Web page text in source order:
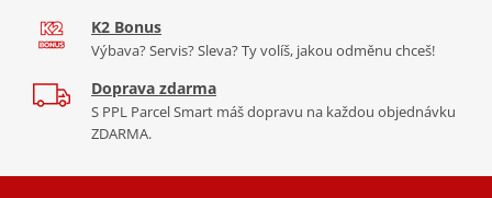
K2 Bonus
Výbava? Servis? Sleva? Ty volíš, jakou odměnu chceš!
Doprava zdarma
S PPL Parcel Smart máš dopravu na každou objednávku
ZDARMA.